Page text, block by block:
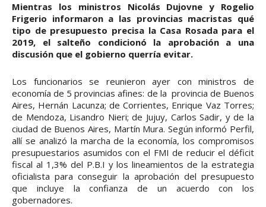
Mientras los ministros Nicolás Dujovne y Rogelio
Frigerio informaron a las provincias macristas qué
tipo de presupuesto precisa la Casa Rosada para el
2019, el salteño condicionó la aprobación a una
discusión que el gobierno querría evitar.
Los funcionarios se reunieron ayer con ministros de
economía de 5 provincias afines: de la provincia de Buenos
Aires, Hernán Lacunza; de Corrientes, Enrique Vaz Torres;
de Mendoza, Lisandro Nieri; de Jujuy, Carlos Sadir, y de la
ciudad de Buenos Aires, Martín Mura. Según informó Perfil,
allí se analizó la marcha de la economía, los compromisos
presupuestarios asumidos con el FMI de reducir el déficit
fiscal al 1,3% del P.B.I y los lineamientos de la estrategia
oficialista para conseguir la aprobación del presupuesto
que incluye la confianza de un acuerdo con los
gobernadores.